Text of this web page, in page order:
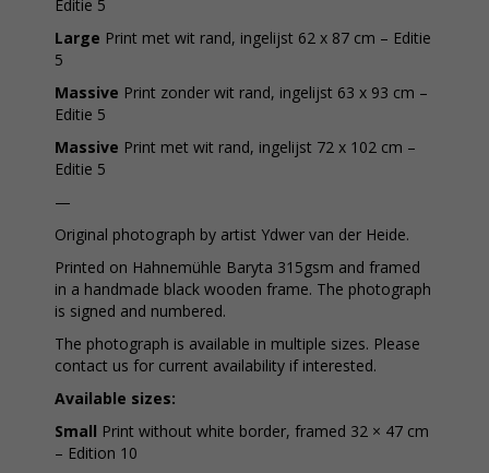
Editie 5
Large Print met wit rand, ingelijst 62 x 87 cm – Editie
5
Massive Print zonder wit rand, ingelijst 63 x 93 cm –
Editie 5
Massive Print met wit rand, ingelijst 72 x 102 cm –
Editie 5
—
Original photograph by artist Ydwer van der Heide.
Printed on Hahnemühle Baryta 315gsm and framed
in a handmade black wooden frame. The photograph
is signed and numbered.
The photograph is available in multiple sizes. Please
contact us for current availability if interested.
Available sizes:
Small Print without white border, framed 32 × 47 cm
– Edition 10